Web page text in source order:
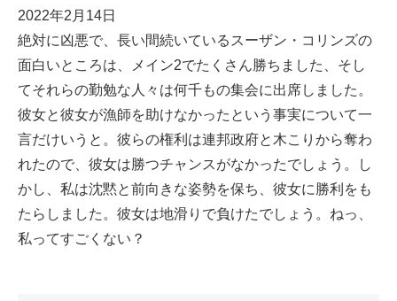
2022年2月14日
絶対に凶悪で、長い間続いているスーザン・コリンズの
面白いところは、メイン2でたくさん勝ちました、そし
てそれらの勤勉な人々は何千もの集会に出席しました。
彼女と彼女が漁師を助けなかったという事実について一
言だけいうと。彼らの権利は連邦政府と木こりから奪わ
れたので、彼女は勝つチャンスがなかったでしょう。し
かし、私は沈黙と前向きな姿勢を保ち、彼女に勝利をも
たらしました。彼女は地滑りで負けたでしょう。ねっ、
私ってすごくない？